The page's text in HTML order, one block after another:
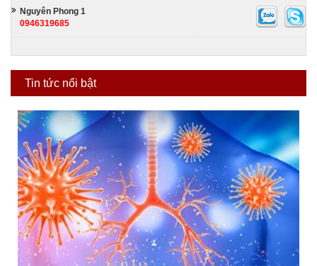
Nguyên Phong 1
0946319685
Tin tức nổi bật